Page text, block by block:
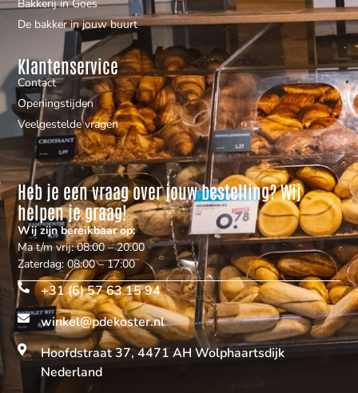
Bakkerij in Goes
De bakker in jouw buurt
Klantenservice
Contact
Openingstijden
Veelgestelde vragen
Heb je een vraag over jouw bestelling? Wij
helpen je graag!
Wij zijn bereikbaar op:
Ma t/m vrij: 08:00 – 20:00
Zaterdag: 08:00 – 17:00
+31 (6) 57 63 15 94
winkel@pdekoster.nl
Hoofdstraat 37, 4471 AH Wolphaartsdijk
Nederland